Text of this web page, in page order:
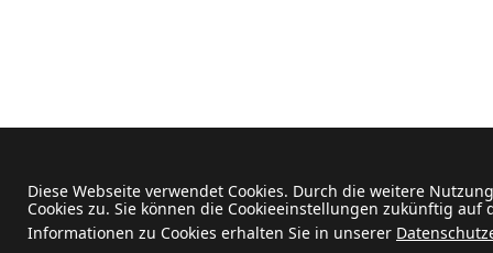
Diese Webseite verwendet Cookies. Durch die weitere
Cookies zu. Sie können die Cookieeinstellungen zukünftig
Informationen zu Cookies erhalten Sie in unserer